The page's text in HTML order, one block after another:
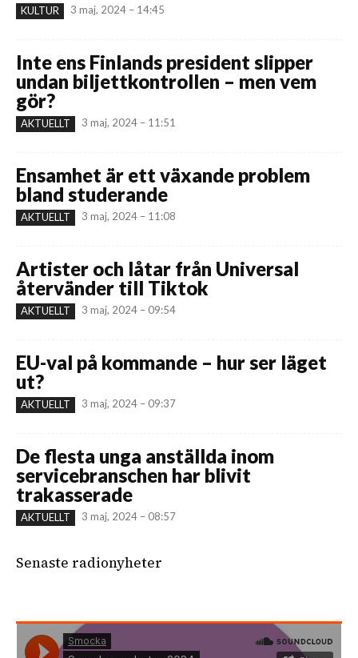
KULTUR 3 maj, 2024 – 14:45
Inte ens Finlands president slipper
undan biljettkontrollen – men vem
gör?
AKTUELLT 3 maj, 2024 – 11:51
Ensamhet är ett växande problem
bland studerande
AKTUELLT 3 maj, 2024 – 11:08
Artister och låtar från Universal
återvänder till Tiktok
AKTUELLT 3 maj, 2024 – 09:54
EU-val på kommande – hur ser läget
ut?
AKTUELLT 3 maj, 2024 – 09:37
De flesta unga anställda inom
servicebranschen har blivit
trakasserade
AKTUELLT 3 maj, 2024 – 08:57
Senaste radionyheter